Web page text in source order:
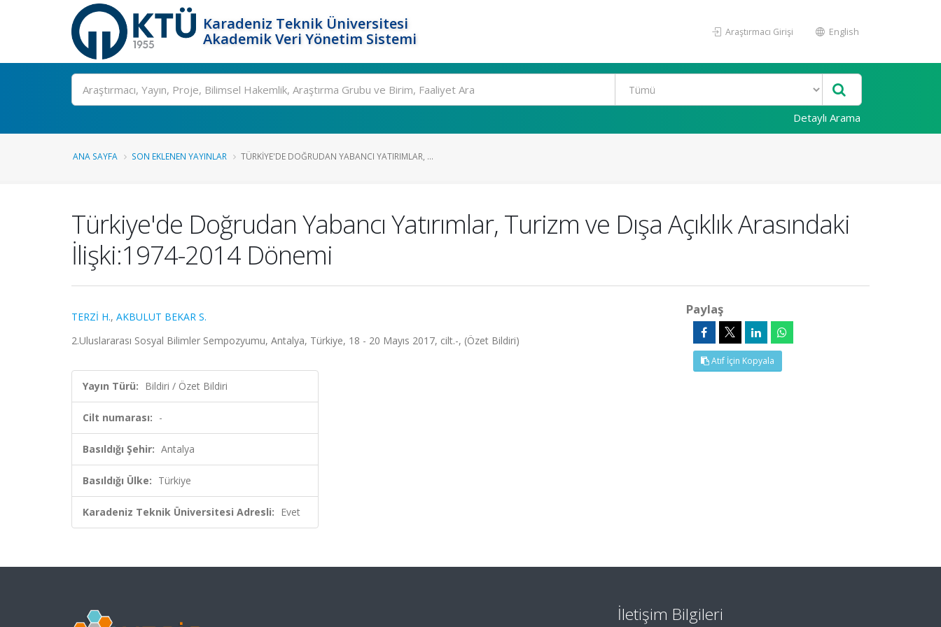
Karadeniz Teknik Üniversitesi
Akademik Veri Yönetim Sistemi
Araştırmacı Girişi English
Ara
Detaylı Arama
ANA SAYFA SON EKLENEN YAYINLAR TÜRKIYE'DE DOĞRUDAN YABANCI YATIRIMLAR, ...
Türkiye'de Doğrudan Yabancı Yatırımlar, Turizm ve Dışa Açıklık Arasındaki
İlişki:1974-2014 Dönemi
TERZİ H., AKBULUT BEKAR S.
2.Uluslararası Sosyal Bilimler Sempozyumu, Antalya, Türkiye, 18 - 20 Mayıs 2017, cilt.-, (Özet Bildiri)
Yayın Türü: Bildiri / Özet Bildiri
Cilt numarası: -
Basıldığı Şehir: Antalya
Basıldığı Ülke: Türkiye
Karadeniz Teknik Üniversitesi Adresli: Evet
Paylaş
Atıf İçin Kopyala
İletişim Bilgileri